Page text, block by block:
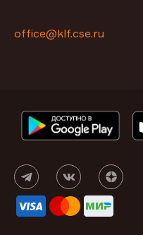
office@klf.cse.ru